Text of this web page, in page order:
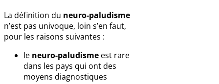
La définition du neuro-paludisme
n’est pas univoque, loin s’en faut,
pour les raisons suivantes :
le neuro-paludisme est rare
dans les pays qui ont des
moyens diagnostiques